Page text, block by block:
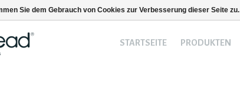
STARTSEITE PRODUKTEN
Sie dem Gebrauch von Cookies zur Verbesserung dieser Seite zu.